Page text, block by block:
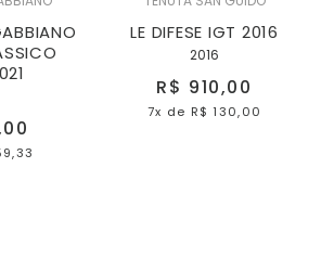
LE DIFESE IGT 2016
2016
R$ 910,00
7x de R$ 130,00